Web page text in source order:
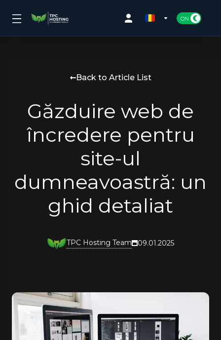
Back to Article List
Găzduire web de
încredere pentru
site-ul
dumneavoastră: un
ghid detaliat
TPC Hosting Team 09.01.2025